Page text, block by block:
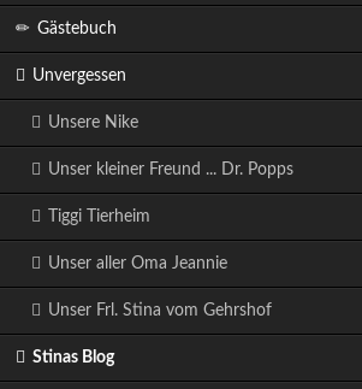
Gästebuch
Unvergessen
Unsere Nike
Unser kleiner Freund ... Dr. Popps
Tiggi Tierheim
Unser aller Oma Jeannie
Unser Frl. Stina vom Gehrshof
Stinas Blog